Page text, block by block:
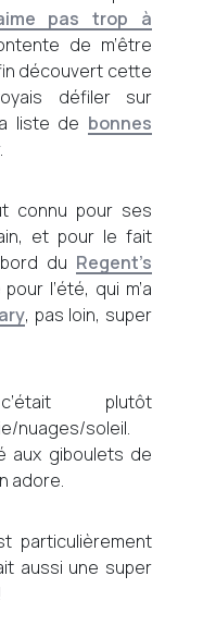
pas trop à
de m’être
découvert cette
défiler sur
liste de bonnes
connu pour ses
et pour le fait
du Regent’s
l’été, qui m’a
, pas loin, super
plutôt
nuages/soleil.
aux giboulets de
adore.
particulièrement
aussi une super